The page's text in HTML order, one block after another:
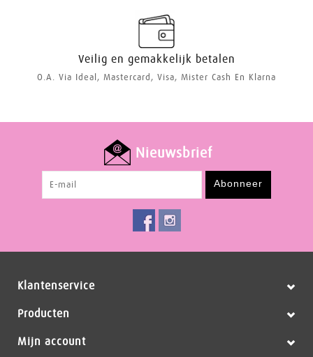
Veilig en gemakkelijk betalen
O.a. Via Ideal, Mastercard, Visa, Mister Cash En Klarna
Nieuwsbrief
Abonneer
Klantenservice
Producten
Mijn account